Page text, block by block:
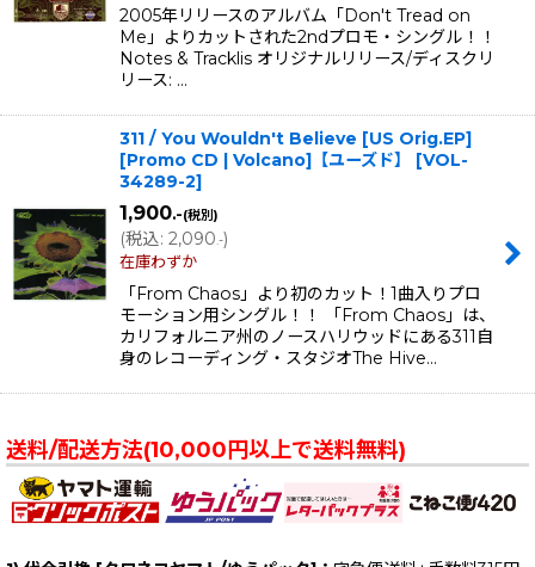
2005年リリースのアルバム「Don't Tread on
Me」よりカットされた2ndプロモ・シングル！！
Notes & Tracklis オリジナルリリース/ディスクリ
リース: …
311 / You Wouldn't Believe [US Orig.EP]
[Promo CD | Volcano]【ユーズド】
[VOL-
34289-2]
1,900.-(税別)
(税込: 2,090.-)
在庫わずか
「From Chaos」より初のカット！1曲入りプロ
モーション用シングル！！ 「From Chaos」は、
カリフォルニア州のノースハリウッドにある311自
身のレコーディング・スタジオThe Hive…
送料/配送方法(10,000円以上で送料無料)